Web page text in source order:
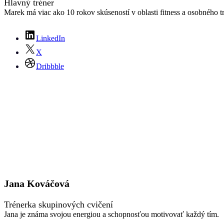
Hlavný tréner
Marek má viac ako 10 rokov skúseností v oblasti fitness a osobného
LinkedIn
X
Dribbble
Jana Kováčová
Trénerka skupinových cvičení
Jana je známa svojou energiou a schopnosťou motivovať každý tím.